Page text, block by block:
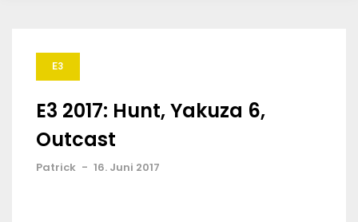
E3
E3 2017: Hunt, Yakuza 6,
Outcast
Patrick - 16. Juni 2017